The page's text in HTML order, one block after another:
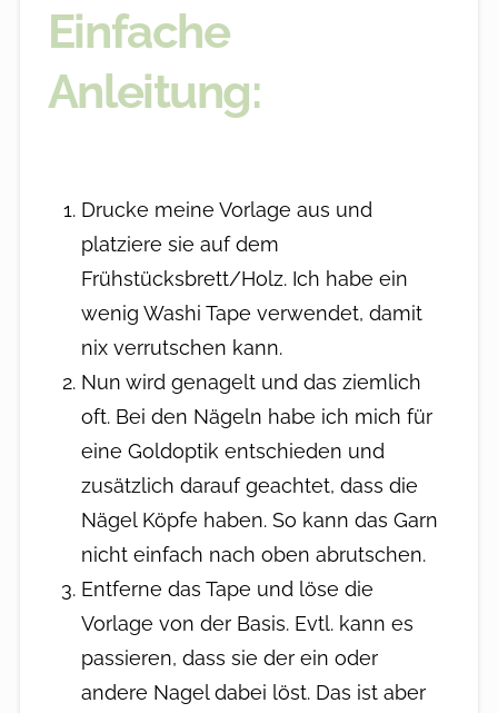
Einfache
Anleitung:
Drucke meine Vorlage aus und
platziere sie auf dem
Frühstücksbrett/Holz. Ich habe ein
wenig Washi Tape verwendet, damit
nix verrutschen kann.
Nun wird genagelt und das ziemlich
oft. Bei den Nägeln habe ich mich für
eine Goldoptik entschieden und
zusätzlich darauf geachtet, dass die
Nägel Köpfe haben. So kann das Garn
nicht einfach nach oben abrutschen.
Entferne das Tape und löse die
Vorlage von der Basis. Evtl. kann es
passieren, dass sie der ein oder
andere Nagel dabei löst. Das ist aber